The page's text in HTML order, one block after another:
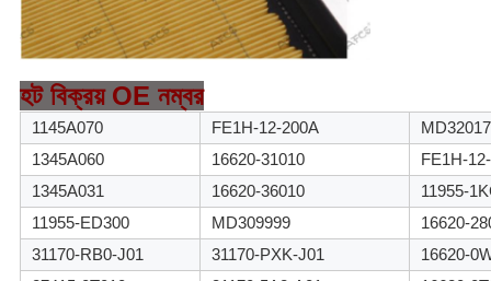
হট বিক্রয় OE নম্বর
1145A070 FE1H-12-200A
1345A060
16620-31010
FE1H-
1345A031
16620-36010
11955-
11955-ED300
MD309999
16620-
31170-RB0-J01
31170-PXK-J01
16620-